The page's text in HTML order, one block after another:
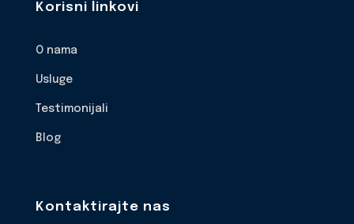
Korisni linkovi
O nama
Usluge
Testimonijali
Blog
Kontaktirajte nas